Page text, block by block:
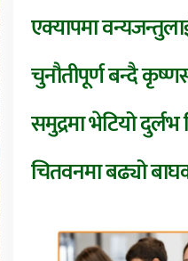
एक्यापमा
चुनौतीपूर्ण बन्दै
समुद्रमा भेटियो
चितवनमा बढ्यो